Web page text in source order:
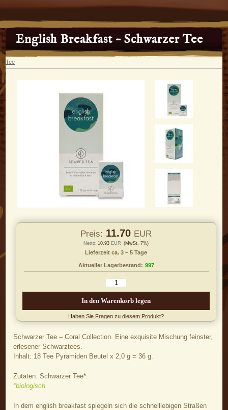
English Breakfast – Schwarzer Tee
Tee
Preis: 11.70 EUR
Netto: 10.93 EUR (MwSt. 7%)
Lieferzeit ca. 3 – 5 Tage
Aktueller Lagerbestand: 997
Haben Sie Fragen zu diesem Produkt?
Schwarzer Tee – Coral Collection. Eine exquisite Mischung feinster,
erlesener Schwarztees.
Inhalt: 18 Tee Pyramiden Beutel x 2,0 g = 36 g.
Zutaten: Schwarzer Tee*.
*biologisch
In dem english breakfast spiegeln sich die schnelllebigen Straßen